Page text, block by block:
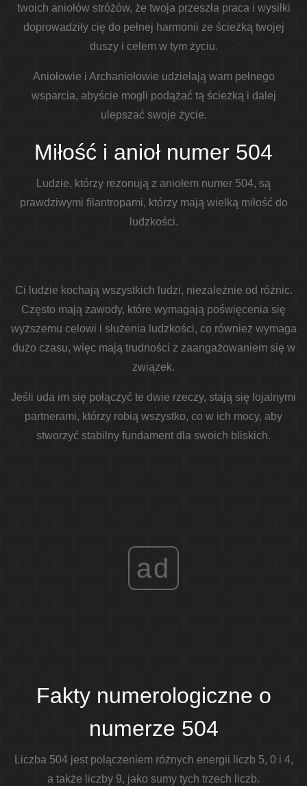
twoich aniołów stróżów, że twoja przeszła praca i wysiłki
doprowadziły cię do pełnej harmonii ze ścieżką twojej
duszy i celem w tym życiu.
Aniołowie i Archaniołowie udzielają wam pełnego
wsparcia, abyście mogli podążać tą ścieżką i dalej
ulepszać swoje życie.
Miłość i anioł numer 504
Ludzie, którzy rezonują z aniołem numer 504, są
prawdziwymi filantropami, którzy mają wielką miłość do
ludzkości.
Ci ludzie kochają wszystkich ludzi, niezależnie od różnic.
Często mają zawody, które wymagają poświęcenia się
wyższemu celowi i służenia ludzkości, co również wymaga
dużo czasu, więc mają trudności z zaangażowaniem się w
związek.
Jeśli uda im się połączyć te dwie rzeczy, stają się lojalnymi
partnerami, którzy robią wszystko, co w ich mocy, aby
stworzyć stabilny fundament dla swoich bliskich.
ad
Fakty numerologiczne o
numerze 504
Liczba 504 jest połączeniem różnych energii liczb 5, 0 i 4,
a także liczby 9, jako sumy tych trzech liczb.